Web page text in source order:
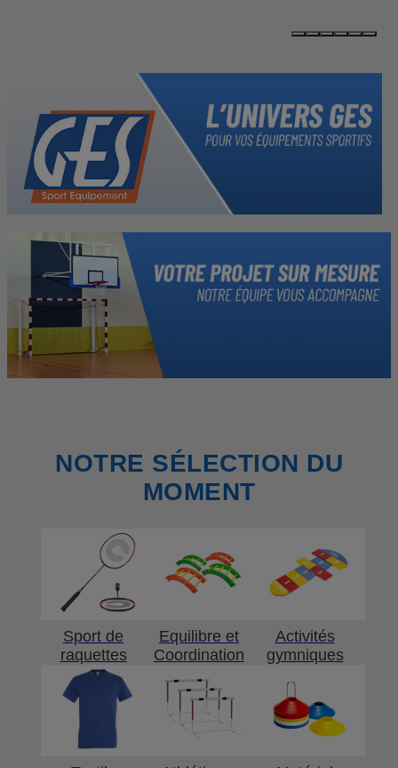
NOTRE SÉLECTION DU
MOMENT
Sport de
raquettes
Equilibre et
Coordination
Activités
gymniques